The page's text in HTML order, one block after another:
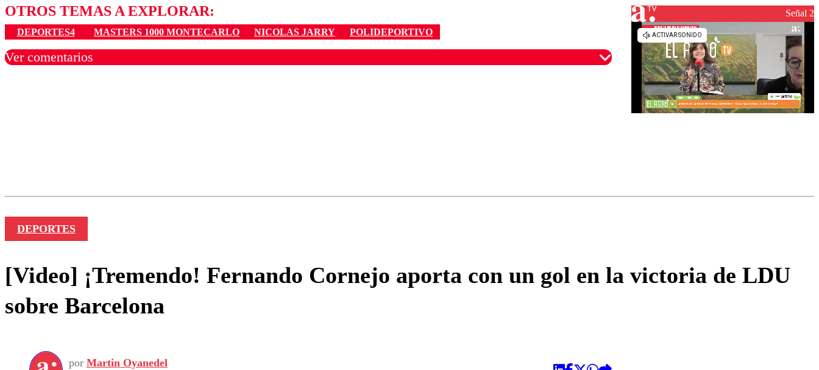
OTROS TEMAS A EXPLORAR:
DEPORTES4 MASTERS 1000 MONTECARLO NICOLAS JARRY POLIDEPORTIVO
Ver comentarios
reconstrucciónSeñal 2
DEPORTES
[Video] ¡Tremendo! Fernando Cornejo aporta con un gol en la victoria de LDU
sobre Barcelona
por Martin Oyanedel